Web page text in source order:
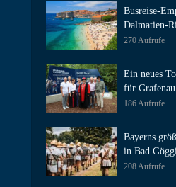
Busreise-
Dalmatien-
270 Aufrufe
Ein neues
für Grafenau
186 Aufrufe
Bayerns
in Bad
208 Aufrufe